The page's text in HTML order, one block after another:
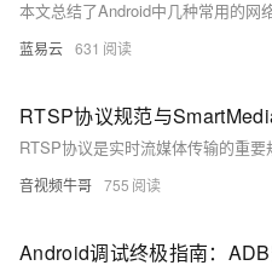
蓝易云 631
RTSP协议规范与
音视频牛哥 755